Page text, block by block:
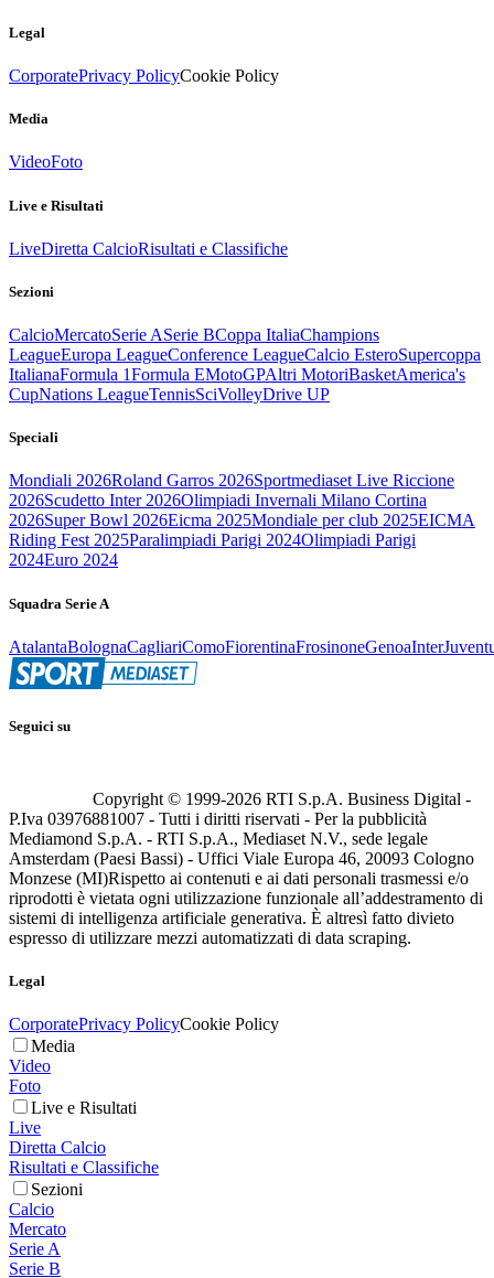
Legal
CorporatePrivacy PolicyCookie Policy
Media
VideoFoto
Live e Risultati
LiveDiretta CalcioRisultati e Classifiche
Sezioni
CalcioMercatoSerie ASerie BCoppa ItaliaChampions
LeagueEuropa LeagueConference LeagueCalcio EsteroSupercoppa
ItalianaFormula 1Formula EMotoGPAltri MotoriBasketAmerica's
CupNations LeagueTennisSciVolleyDrive UP
Speciali
Mondiali 2026Roland Garros 2026Sportmediaset Live Riccione
2026Scudetto Inter 2026Olimpiadi Invernali Milano Cortina
2026Super Bowl 2026Eicma 2025Mondiale per club 2025EICMA
Riding Fest 2025Paralimpiadi Parigi 2024Olimpiadi Parigi
2024Euro 2024
Squadra Serie A
AtalantaBolognaCagliariComoFiorentinaFrosinoneGenoaInter
Seguici su
Copyright © 1999-2026 RTI S.p.A. Business Digital -
P.Iva 03976881007 - Tutti i diritti riservati - Per la pubblicità
Mediamond S.p.A. - RTI S.p.A., Mediaset N.V., sede legale
Amsterdam (Paesi Bassi) - Uffici Viale Europa 46, 20093 Cologno
Monzese (MI)Rispetto ai contenuti e ai dati personali trasmessi e/o
riprodotti è vietata ogni utilizzazione funzionale all’addestramento di
sistemi di intelligenza artificiale generativa. È altresì fatto divieto
espresso di utilizzare mezzi automatizzati di data scraping.
Legal
CorporatePrivacy PolicyCookie Policy
Media
Video
Foto
Live e Risultati
Live
Diretta Calcio
Risultati e Classifiche
Sezioni
Calcio
Mercato
Serie A
Serie B